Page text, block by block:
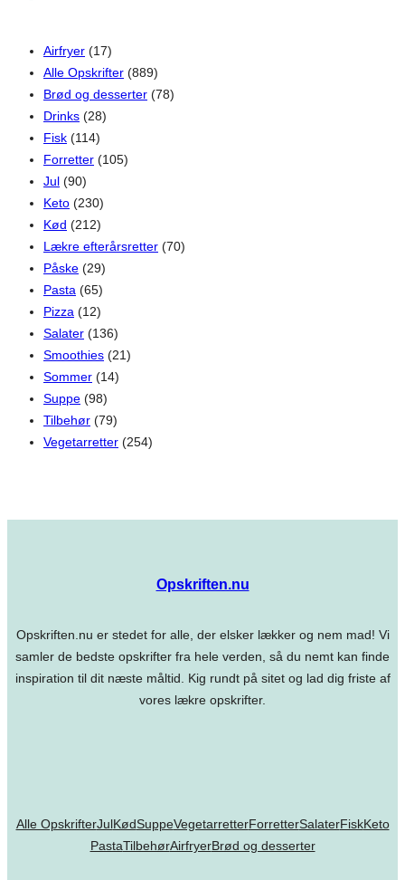
Airfryer (17)
Alle Opskrifter (889)
Brød og desserter (78)
Drinks (28)
Fisk (114)
Forretter (105)
Jul (90)
Keto (230)
Kød (212)
Lækre efterårsretter (70)
Påske (29)
Pasta (65)
Pizza (12)
Salater (136)
Smoothies (21)
Sommer (14)
Suppe (98)
Tilbehør (79)
Vegetarretter (254)
Opskriften.nu
Opskriften.nu er stedet for alle, der elsker lækker og nem mad! Vi
samler de bedste opskrifter fra hele verden, så du nemt kan finde
inspiration til dit næste måltid. Kig rundt på sitet og lad dig friste af
vores lækre opskrifter.
Alle OpskrifterJulKødSuppeVegetarretterForretterSalaterFiskKeto
PastaTilbehørAirfryerBrød og desserter